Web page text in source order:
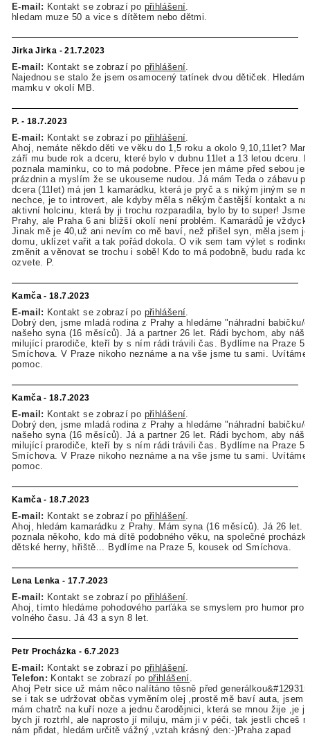
E-mail: Kontakt se zobrazí po přihlášení
hledam muze 50 a vice s dítětem nebo dětmi.
Jirka Jirka - 21.7.2023
E-mail: Kontakt se zobrazí po přihlášení
Najednou se stalo že jsem osamocený tatínek dvou dětiček. Hledám
mamku v okolí MB.
P. - 18.7.2023
E-mail: Kontakt se zobrazí po přihlášení
Ahoj, nemáte někdo děti ve věku do 1,5 roku a okolo 9,10,11let?
září mu bude rok a dceru, které bylo v dubnu 11let a 13 letou dceru.
poznala maminku, co to má podobne. Přece jen máme před sebou
prázdnin a myslím že se ukouseme nudou. Já mám Teda o zábavu
dcera (11let) má jen 1 kamarádku, která je pryč a s nikým jiným se
nechce, je to introvert, ale kdyby měla s někým častější kontakt a
aktivní holcinu, která by ji trochu rozparadila, bylo by to super! Jsme
Prahy, ale Praha 6 ani bližší okolí není problém. Kamarádů je
Jinak mě je 40,už ani nevím co mě baví, než přišel syn, měla jsem
domu, uklízet vařit a tak pořád dokola. O vik sem tam výlet s
změnit a věnovat se trochu i sobě! Kdo to má podobně, budu rada
ozvete. P.
Kamča - 18.7.2023
E-mail: Kontakt se zobrazí po přihlášení
Dobrý den, jsme mladá rodina z Prahy a hledáme "náhradní babičku/
našeho syna (16 měsíců). Já a partner 26 let. Rádi bychom, aby náš
milující prarodiče, kteří by s ním rádi trávili čas. Bydlíme na Praze 5,
Smíchova. V Praze nikoho neznáme a na vše jsme tu sami.
pomoc.
Kamča - 18.7.2023
E-mail: Kontakt se zobrazí po přihlášení
Dobrý den, jsme mladá rodina z Prahy a hledáme "náhradní babičku/
našeho syna (16 měsíců). Já a partner 26 let. Rádi bychom, aby náš
milující prarodiče, kteří by s ním rádi trávili čas. Bydlíme na Praze 5,
Smíchova. V Praze nikoho neznáme a na vše jsme tu sami.
pomoc.
Kamča - 18.7.2023
E-mail: Kontakt se zobrazí po přihlášení
Ahoj, hledám kamarádku z Prahy. Mám syna (16 měsíců). Já 26 let.
poznala někoho, kdo má dítě podobného věku, na společné
dětské herny, hřiště... Bydlíme na Praze 5, kousek od Smíchova.
Lena Lenka - 17.7.2023
E-mail: Kontakt se zobrazí po přihlášení
Ahoj, tímto hledáme pohodového parťáka se smyslem pro humor pro
volného času. Já 43 a syn 8 let.
Petr Procházka - 6.7.2023
E-mail: Kontakt se zobrazí po přihlášení
Telefon: Kontakt se zobrazí po přihlášení
Ahoj Petr sice už mám něco nalítáno těsně před
se i tak se udržovat občas vyměním olej ,prostě mě baví auta, jsem
mám chatrč na kuří noze a jednu čarodějnici, která se mnou žije ,je
bych jí roztrhl, ale naprosto jí miluju, mám ji v péči, tak jestli chceš
nám přidat, hledám určitě vážný ,vztah krásný den:-)Praha zapad